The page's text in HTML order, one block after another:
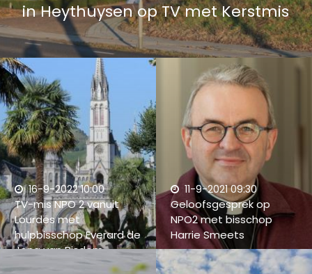
in Heythuysen op TV met Kerstmis
16-9-2022 10:00
TV-mis NPO 2 vanuit
Lourdes met
hulpbisschop Everard de
Jong van Bisdom
Roermond
11-9-2021 09:30
Geloofsgesprek op
NPO2 met bisschop
Harrie Smeets